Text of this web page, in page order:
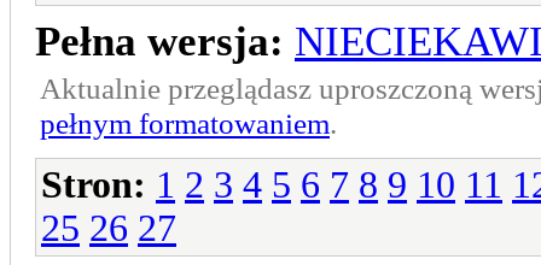
Pełna wersja:
Aktualnie przeglądasz uproszczoną
pełnym formatowaniem.
Stron: 1 2 3 4 5 6 7 8 9 10 11
25 26 27